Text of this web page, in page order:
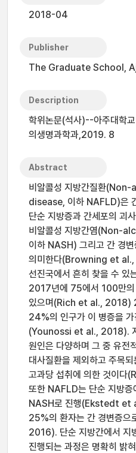
2018-04
Publisher
The Graduate School,
Description
학위논문(석사)--아주대학
의생명과학과,2019. 8
Abstract
비알콜성 지방간질환
disease, 이하 NAFLD)은
단순 지방증과 간세포의 괴
비알콜성 지방간염
이하 NASH) 그리고 간 경
의미한다(Browning et al.,
선진국에서 흔히 찾을 수 있
2017년에 75에서 100만의
있으며(Rich et al., 2018)
24%의 인구가 이 병증을
(Younossi et al., 2018).
원인은 다양하며 그 중 유전
대사질환을 제외하고 주목
고과당 섭취에 의한 것이
또한 NAFLD는 단순 지방
NASH로 진행(Ekstedt et
25%의 환자는 간 경변증
2016). 단순 지방간에서 지
진행되는 과정은 명확히 밝